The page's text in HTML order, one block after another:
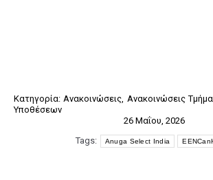
Κατηγορία: Ανακοινώσεις Ανακοινώσεις
Υποθέσεων
26 Μαΐου, 2026
Tags:
Anuga Select India